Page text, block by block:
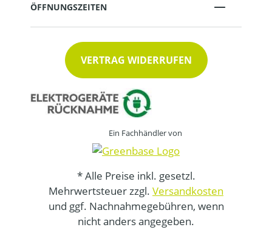
ÖFFNUNGSZEITEN
VERTRAG WIDERRUFEN
Ein Fachhändler von
* Alle Preise inkl. gesetzl.
Mehrwertsteuer zzgl. Versandkosten
und ggf. Nachnahmegebühren, wenn
nicht anders angegeben.